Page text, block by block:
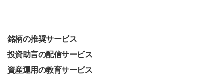
銘柄の推奨サービス
投資助言の配信サービス
資産運用の教育サービス